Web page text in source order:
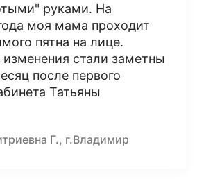
руками. На
моя мама проходит
пятна на лице.
стали заметны
после первого
Татьяны
Г., г.Владимир